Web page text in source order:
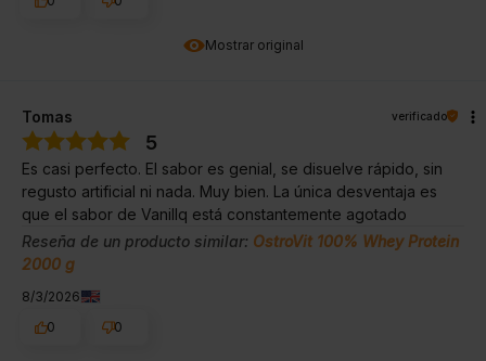
Mostrar original
Tomas verificado
5
Es casi perfecto. El sabor es genial, se disuelve rápido, sin
regusto artificial ni nada. Muy bien. La única desventaja es
que el sabor de Vanillq está constantemente agotado
Reseña de un producto similar: OstroVit 100% Whey Protein
2000 g
8/3/2026
0
0